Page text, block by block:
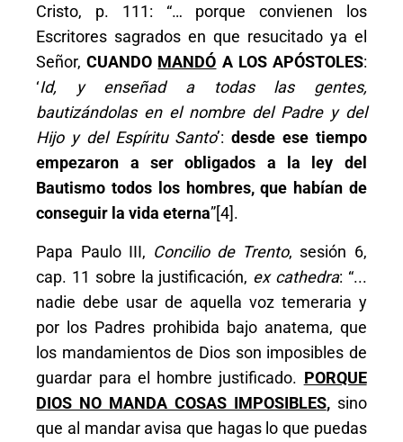
Cristo, p. 111: “… porque convienen los
Escritores sagrados en que resucitado ya el
Señor,CUANDO MANDÓ A LOS APÓSTOLES:
‘Id, y enseñad a todas las gentes,
bautizándolas en el nombre del Padre y del
Hijo y del Espíritu Santo’:desde ese tiempo
empezaron a ser obligados a la ley del
Bautismo todos los hombres, que habían de
conseguir la vida eterna”[4].
Papa Paulo III, Concilio de Trento, sesión 6,
cap. 11 sobre la justificación, ex cathedra: “...
nadie debe usar de aquella voz temeraria y
por los Padres prohibida bajo anatema, que
los mandamientos de Dios son imposibles de
guardar para el hombre justificado. PORQUE
DIOS NO MANDA COSAS IMPOSIBLES,sino
que al mandar avisa que hagas lo que puedas